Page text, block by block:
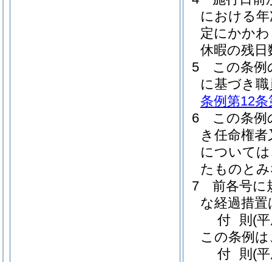
における
定にかか
休暇の残
5
この条例
に基づき
条例第12条
6
この条例
き任命権
について
たものと
7
前各号に
な経過措
付 則 (
この条例
付 則 (